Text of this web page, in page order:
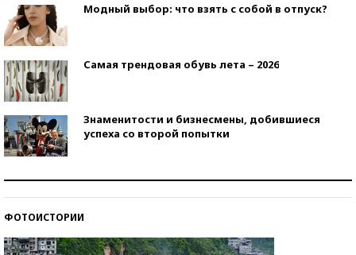
Модный выбор: что взять с собой в отпуск?
Самая трендовая обувь лета – 2026
Знаменитости и бизнесмены, добившиеся
успеха со второй попытки
ФОТОИСТОРИИ